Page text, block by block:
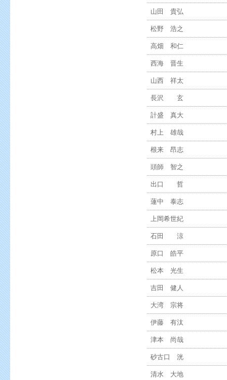
山田 貴弘
松野 浩之
高畑 和仁
西海 晋生
山西 祥太
長沢 玄
計盛 真大
村上 雄哉
根来 昂志
頭師 智之
出口 哲
蓮中 泰志
上岡希世紀
石田 涼
原口 皓平
松本 光生
吉田 健人
大湾 宗将
伊藤 有汰
津本 尚哉
砂古口 洸
清水 大地